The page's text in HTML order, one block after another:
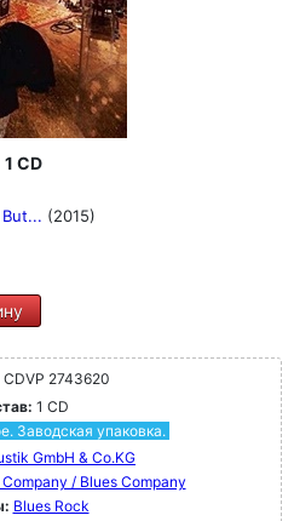
1 CD
(2015)
CDVP 2743620
1 CD
Заводская упаковка.
GmbH & Co.KG
Company / Blues Company
Blues Rock